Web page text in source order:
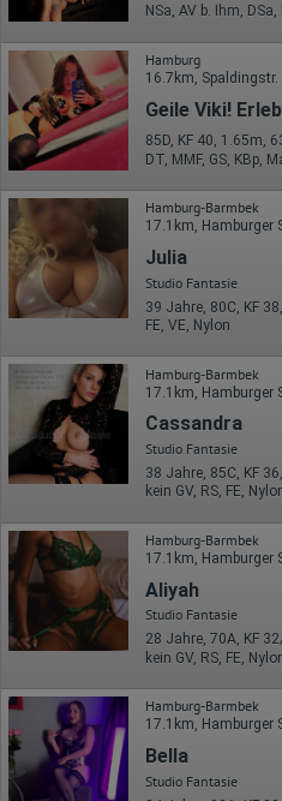
werden übertragen und
erstellt werden. Diese
auch an Dritte übertragen, sofern
vorgeschrieben wird oder, soweit
von Google verarbeiten. Die IP-
Google innerhalb von
oder in anderen Vertragsstaaten
Europäischen Wirtschaftsraum
volle IP-Adresse an einen Server
übertragen und dort gekürzt. Die
übermittelte IP-Adresse wird nicht
zusammengeführt.
Erhobene Informationen zum
Herkunft (Land und Stadt)
Sprache
Betriebssystem
Gerät (PC, Tablet-PC oder
Browser und alle verwendeten
Auflösung des Computers
Besucherquelle (Facebook,
verweisende Webseite)
Welche Dateien wurden
Wurden Werbebanner
Wohin ging der Besucher?
Portals oder hat er sie
Wie lange blieb der Besucher?
Ort der Verarbeitung:
Europäische Union & USA
Wir nutzen Hotjar als
Daten über das
auch im Rahmen von Umfragen
auf unserer Website eingebunden
Informationen verarbeiten.
NSa, AV b. Ihm,
Hamburg
16.7km, Spaldingstr.
Geile Viki!
DT, MMF, GS, KBp,
Hamburg-Barmbek
17.1km, Hamburger
Julia
Studio Fantasie
FE, VE, Nylon
Hamburg-Barmbek
17.1km, Hamburger
Cassandra
Studio Fantasie
38 Jahre, 85C, KF
kein GV, RS, FE,
Hamburg-Barmbek
17.1km, Hamburger
Aliyah
Studio Fantasie
kein GV, RS, FE,
Hamburg-Barmbek
17.1km, Hamburger
Bella
Studio Fantasie